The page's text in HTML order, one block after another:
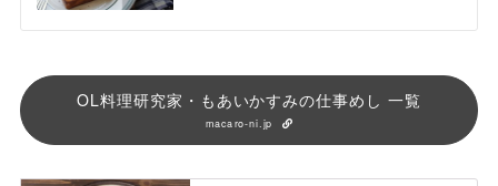
OL料理研究家・もあいかすみの仕事めし 一覧
macaro-ni.jp